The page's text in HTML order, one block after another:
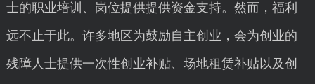
士的职业培训、岗位提供提供资金支持。然而，福利
远不止于此。许多地区为鼓励自主创业，会为创业的
残障人士提供一次性创业补贴、场地租赁补贴以及创